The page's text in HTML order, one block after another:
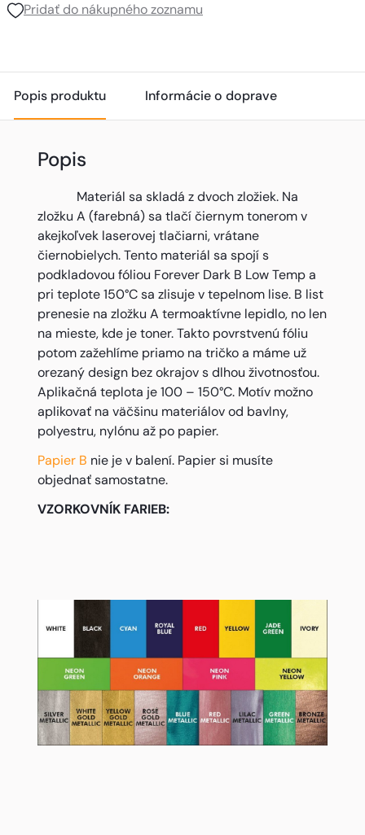
Pridať do nákupného zoznamu
Popis produktu Informácie o doprave
Popis
Materiál sa skladá z dvoch zložiek. Na
zložku A (farebná) sa tlačí čiernym tonerom v
akejkoľvek laserovej tlačiarni, vrátane
čiernobielych. Tento materiál sa spojí s
podkladovou fóliou Forever Dark B Low Temp a
pri teplote 150°C sa zlisuje v tepelnom lise. B list
prenesie na zložku A termoaktívne lepidlo, no len
na mieste, kde je toner. Takto povrstvenú fóliu
potom zažehlíme priamo na tričko a máme už
orezaný design bez okrajov s dlhou životnosťou.
Aplikačná teplota je 100 – 150°C. Motív možno
aplikovať na väčšinu materiálov od bavlny,
polyestru, nylónu až po papier.
Papier B nie je v balení. Papier si musíte
objednať samostatne.
VZORKOVNÍK FARIEB: